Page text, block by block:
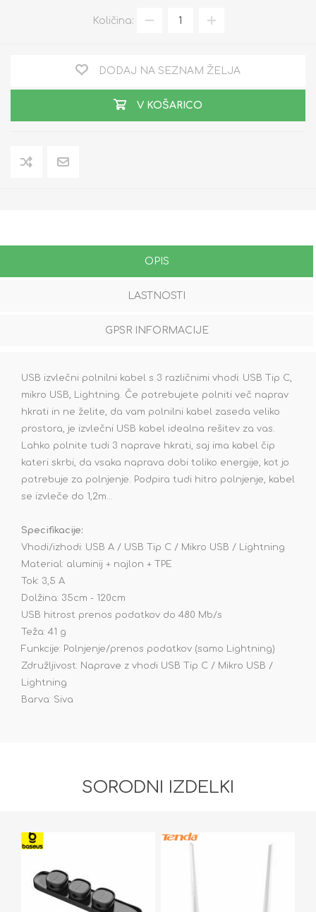
Količina:
DODAJ NA SEZNAM ŽELJA
V KOŠARICO
OPIS
LASTNOSTI
GPSR INFORMACIJE
USB izvlečni polnilni kabel s 3 različnimi vhodi: USB Tip C,
mikro USB, Lightning. Če potrebujete polniti več naprav
hkrati in ne želite, da vam polnilni kabel zaseda veliko
prostora, je izvlečni USB kabel idealna rešitev za vas.
Lahko polnite tudi 3 naprave hkrati, saj ima kabel čip
kateri skrbi, da vsaka naprava dobi toliko energije, kot jo
potrebuje za polnjenje. Podpira tudi hitro polnjenje, kabel
se izvleče do 1,2m...
Specifikacije:
Vhodi/izhodi: USB A / USB Tip C / Mikro USB / Lightning
Material: aluminij + najlon + TPE
Tok: 3,5 A
Dolžina: 35cm - 120cm
USB hitrost prenos podatkov do 480 Mb/s
Teža: 41 g
Funkcije: Polnjenje/prenos podatkov (samo Lightning)
Združljivost: Naprave z vhodi USB Tip C / Mikro USB /
Lightning
Barva: Siva
SORODNI IZDELKI